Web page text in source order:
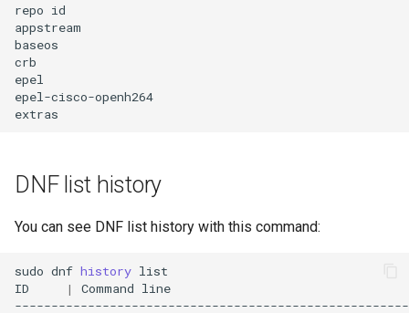
repo id
appstream
baseos
crb
epel
epel-cisco-openh264
extras
DNF list history
You can see DNF list history with this command:
sudo dnf history list
ID
| Command line